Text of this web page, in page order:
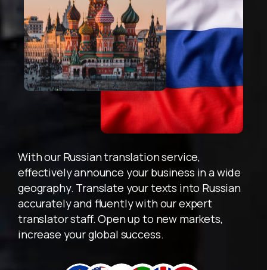
With our Russian translation service,
effectively announce your business in a wide
geography. Translate your texts into Russian
accurately and fluently with our expert
translator staff. Open up to new markets,
increase your global success.
Acele Edin! Tanışmaya Özel İlk İçerik Teklifi 31 Aralık 2025
Kadar Geçerlidir!